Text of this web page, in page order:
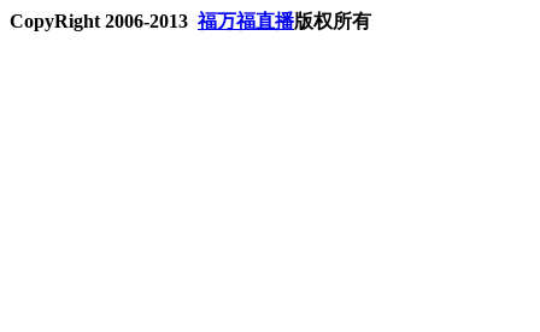
CopyRight 2006-2013福万福直播版权所有